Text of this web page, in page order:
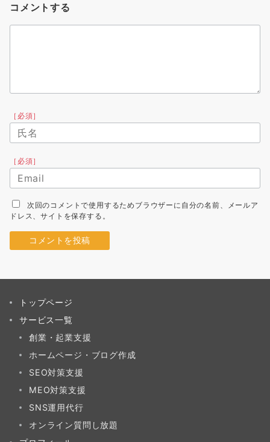
コメントする
［必須］
［必須］
次回のコメントで使用するためブラウザーに自分の名前、メールア
ドレス、サイトを保存する。
トップページ
サービス一覧
創業・起業支援
ホームページ・ブログ作成
SEO対策支援
MEO対策支援
SNS運用代行
オンライン質問し放題